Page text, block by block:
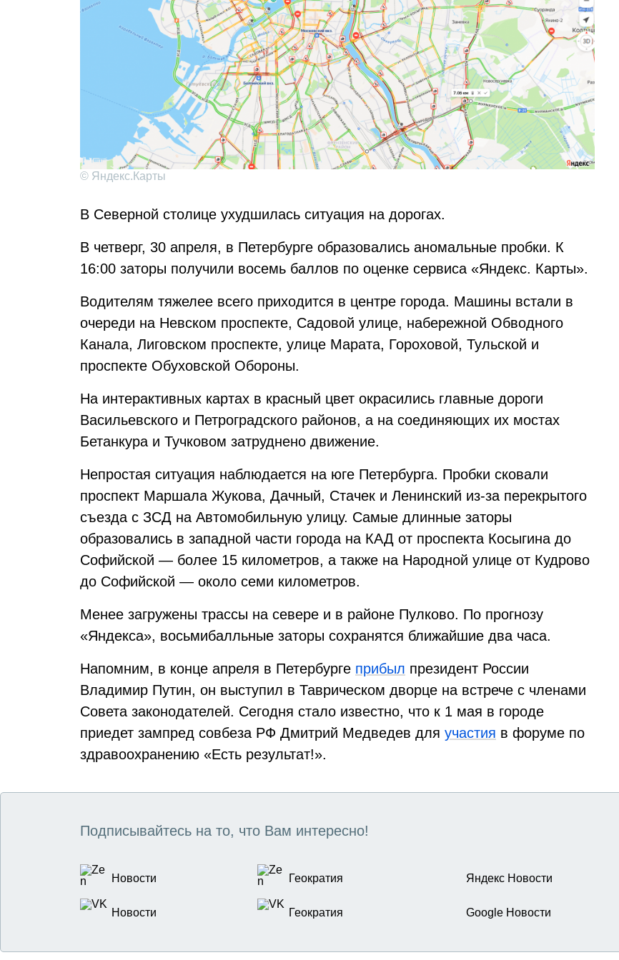
© Яндекс.Карты
В Северной столице ухудшилась ситуация на дорогах.
В четверг, 30 апреля, в Петербурге образовались аномальные пробки. К
16:00 заторы получили восемь баллов по оценке сервиса «Яндекс. Карты».
Водителям тяжелее всего приходится в центре города. Машины встали в
очереди на Невском проспекте, Садовой улице, набережной Обводного
Канала, Лиговском проспекте, улице Марата, Гороховой, Тульской и
проспекте Обуховской Обороны.
На интерактивных картах в красный цвет окрасились главные дороги
Васильевского и Петроградского районов, а на соединяющих их мостах
Бетанкура и Тучковом затруднено движение.
Непростая ситуация наблюдается на юге Петербурга. Пробки сковали
проспект Маршала Жукова, Дачный, Стачек и Ленинский из-за перекрытого
съезда с ЗСД на Автомобильную улицу. Самые длинные заторы
образовались в западной части города на КАД от проспекта Косыгина до
Софийской — более 15 километров, а также на Народной улице от Кудрово
до Софийской — около семи километров.
Менее загружены трассы на севере и в районе Пулково. По прогнозу
«Яндекса», восьмибалльные заторы сохранятся ближайшие два часа.
Напомним, в конце апреля в Петербурге прибыл президент России
Владимир Путин, он выступил в Таврическом дворце на встрече с членами
Совета законодателей. Сегодня стало известно, что к 1 мая в городе
приедет зампред совбеза РФ Дмитрий Медведев для участия в форуме по
здравоохранению «Есть результат!».
Подписывайтесь на то, что Вам интересно!
Новости Геократия Яндекс Новости
Новости Геократия Google Новости